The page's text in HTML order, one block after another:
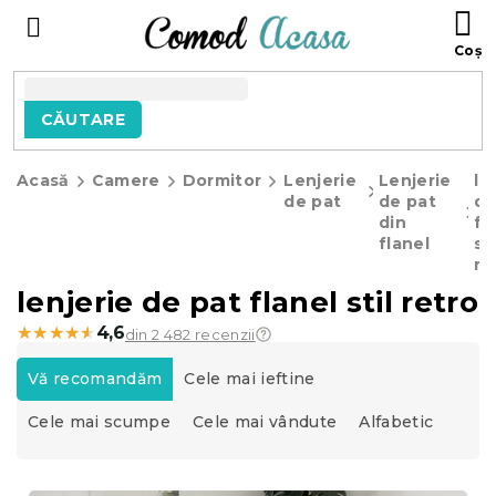
CĂUTARE
Acasă Camere Dormitor
Lenjerie
de pat
Lenjerie
de pat
din
flanel
lenjerie de pat flanel stil retro
★★★★★
★★★★★ 4,6din 2 482 recenzii
S
e
l
e
Vă recomandăm Cele mai ieftine
Cele mai scumpe Cele mai vândute Alfabetic